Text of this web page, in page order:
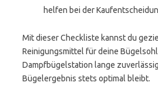
helfen bei der
Mit dieser Checkliste kannst du
Reinigungsmittel für deine
Dampfbügelstation lange
Bügelergebnis stets optimal bleibt.